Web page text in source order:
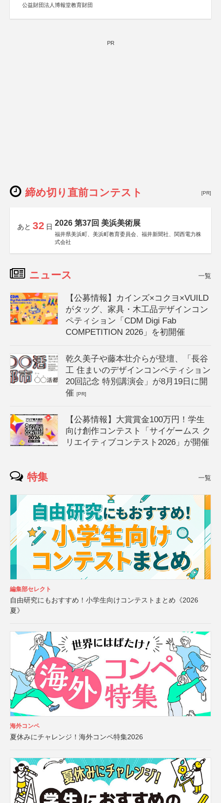
公益財団法人博報堂教育財団
PR
締め切り直前コンテスト [PR]
あと 32 日 2026 第37回 美浜美術展
福井県美浜町、美浜町教育委員会、福井新聞社、関西電力株
式会社
ニュース 一覧
【公募情報】カインズ×コクヨ×VUILD
がタッグ、家具・木工品デザインコン
ペティション「CDM Digi Fab
COMPETITION 2026」を初開催
乾久美子や藤本壮介らが登壇、「長谷
工 住まいのデザインコンペティション
20回記念 特別講演会」が8月19日に開
催[PR]
【公募情報】大賞賞金100万円！学生
向け創作コンテスト「サイゲームス ク
リエイティブコンテスト2026」が開催
特集 一覧
編集部セレクト
自由研究にもおすすめ！小学生向けコンテストまとめ《2026
夏》
海外コンペ
夏休みにチャレンジ！海外コンペ特集2026